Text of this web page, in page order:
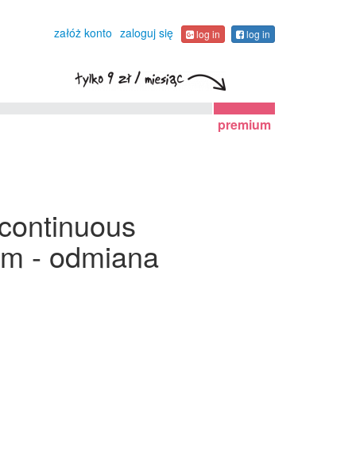
załóż konto zaloguj się log in log in
premium
- odmiana